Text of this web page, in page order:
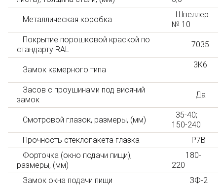
Металлическая коробка
Швеллер
№ 10
Покрытие порошковой краской по
стандарту RAL
7035
Замок камерного типа
3К6
Засов с проушинами под висячий
замок
Да
Смотровой глазок, размеры, (мм)
35-40;
150-240
Прочность стеклопакета глазка
Р7В
Форточка (окно подачи пищи),
размеры, (мм)
180-
220
Замок окна подачи пищи
ЗФ-2